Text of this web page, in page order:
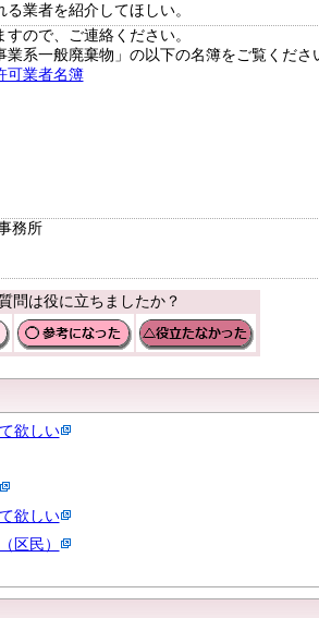
業者を紹介してほしい。
ので、ご連絡ください。
系一般廃棄物」の以下の名簿をご覧くださ
可業者名簿
務所
問は役に立ちましたか？
欲しい
欲しい
区民）